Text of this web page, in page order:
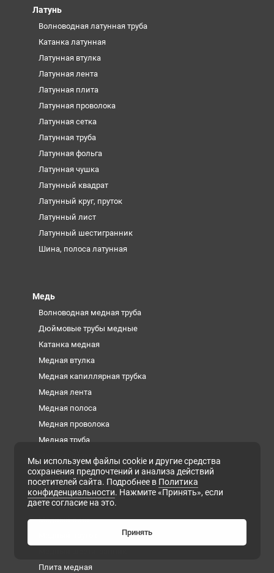
Латунь
Волноводная латунная труба
Катанка латунная
Латунная втулка
Латунная лента
Латунная плита
Латунная проволока
Латунная сетка
Латунная труба
Латунная фольга
Латунная чушка
Латунный квадрат
Латунный круг, пруток
Латунный лист
Латунный шестигранник
Шина, полоса латунная
Медь
Волноводная медная труба
Дюймовые трубы медные
Катанка медная
Медная втулка
Медная капиллярная трубка
Медная лента
Медная полоса
Медная проволока
Медная труба
Медная фольга
Медная шина
Медный квадрат
Медный круг
Медный лист
Плита медная
Мы используем файлы cookie и другие средства
сохранения предпочтений и анализа действий
посетителей сайта. Подробнее в Политика
конфиденциальности. Нажмите «Принять», если
даете согласие на это.
Принять